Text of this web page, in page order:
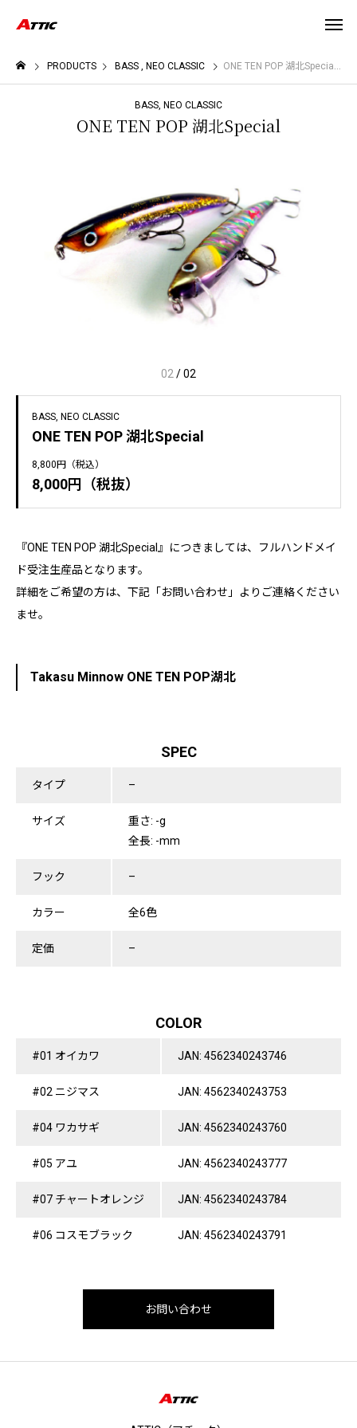
PRODUCTS BASS NEO CLASSIC ONE TEN POP 湖北Special
BASS NEO CLASSIC
ONE TEN POP 湖北Special
02 /02
BASS NEO CLASSIC
ONE TEN POP 湖北Special
8,800円（税込）
8,000円（税抜）
『ONE TEN POP 湖北Special』につきましては、フルハンドメイ
ド受注生産品となります。
詳細をご希望の方は、下記「お問い合わせ」よりご連絡ください
ませ。
Takasu Minnow ONE TEN POP湖北
SPEC
タイプ –
サイズ
重さ: -g
全長: -mm
フック –
カラー 全6色
定価 –
COLOR
#01 オイカワ JAN: 4562340243746
#02 ニジマス JAN: 4562340243753
#04 ワカサギ JAN: 4562340243760
#05 アユ JAN: 4562340243777
#07 チャートオレンジ JAN: 4562340243784
#06 コスモブラック JAN: 4562340243791
お問い合わせ